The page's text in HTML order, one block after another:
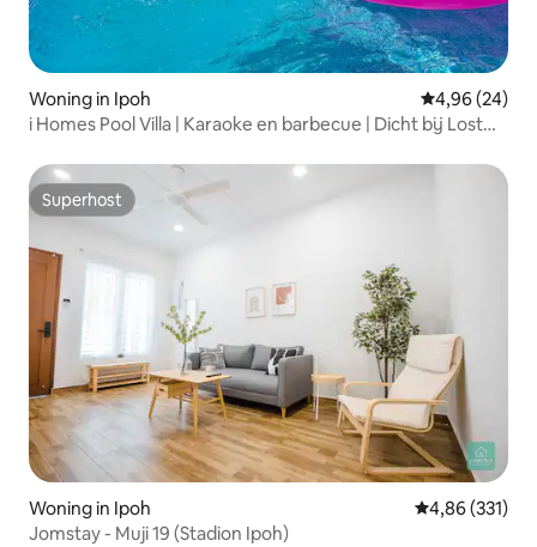
Woning in Ipoh Gemiddelde
4,96 (24)
i Homes Pool Villa | Karaoke en barbecue | Dicht bij Lost
Superhost
Superhost
Woning in Ipoh Gemiddelde
4,86 (331)
Jomstay - Muji 19 (Stadion Ipoh)